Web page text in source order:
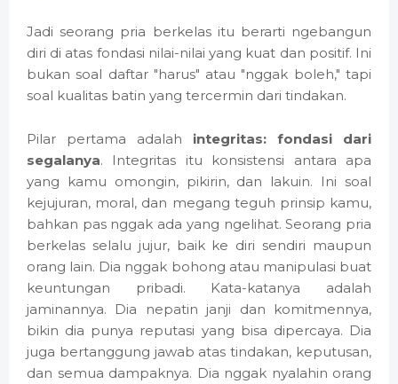
Jadi seorang pria berkelas itu berarti ngebangun
diri di atas fondasi nilai-nilai yang kuat dan positif. Ini
bukan soal daftar "harus" atau "nggak boleh," tapi
soal kualitas batin yang tercermin dari tindakan.
Pilar pertama adalah integritas: fondasi dari
segalanya. Integritas itu konsistensi antara apa
yang kamu omongin, pikirin, dan lakuin. Ini soal
kejujuran, moral, dan megang teguh prinsip kamu,
bahkan pas nggak ada yang ngelihat. Seorang pria
berkelas selalu jujur, baik ke diri sendiri maupun
orang lain. Dia nggak bohong atau manipulasi buat
keuntungan pribadi. Kata-katanya adalah
jaminannya. Dia nepatin janji dan komitmennya,
bikin dia punya reputasi yang bisa dipercaya. Dia
juga bertanggung jawab atas tindakan, keputusan,
dan semua dampaknya. Dia nggak nyalahin orang